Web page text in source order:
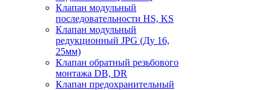
Клапан модульный
последовательности HS, KS
Клапан модульный
редукционный JPG (Ду 16,
25мм)
Клапан обратный резьбового
монтажа DB, DR
Клапан предохранительный